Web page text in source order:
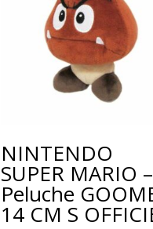
NINTENDO
SUPER MARIO –
Peluche
14 CM S